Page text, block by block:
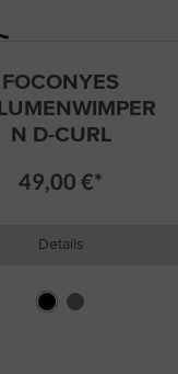
FOCONYES
N D-CURL
49,00 €*
Details